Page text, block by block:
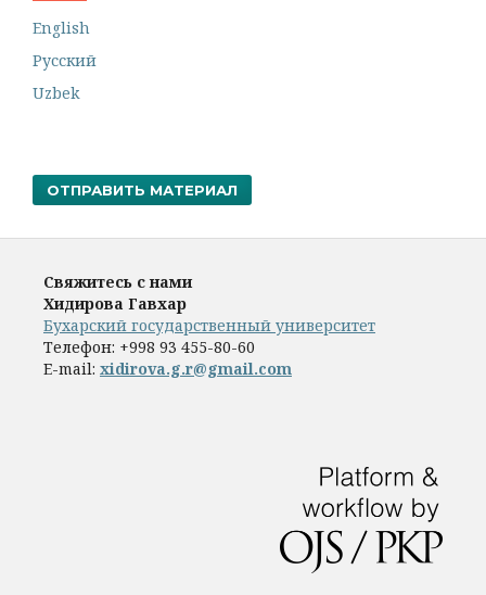
English
Русский
Uzbek
ОТПРАВИТЬ МАТЕРИАЛ
Свяжитесь с нами
Хидирова Гавхар
Бухарский государственный университет
Телефон: +998 93 455-80-60
E-mail: xidirova.g.r@gmail.com